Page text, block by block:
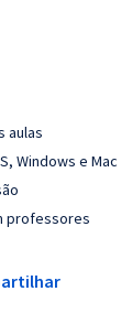
aulas
Windows e Mac
professores